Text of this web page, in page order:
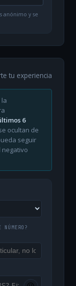
anónimo y se
tu experiencia
6
ocultan de
seguir